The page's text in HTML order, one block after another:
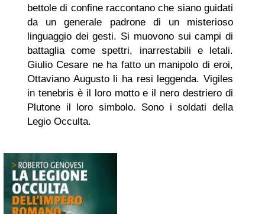
bettole di confine raccontano che siano guidati
da un generale padrone di un misterioso
linguaggio dei gesti. Si muovono sui campi di
battaglia come spettri, inarrestabili e letali.
Giulio Cesare ne ha fatto un manipolo di eroi,
Ottaviano Augusto li ha resi leggenda. Vigiles
in tenebris è il loro motto e il nero destriero di
Plutone il loro simbolo. Sono i soldati della
Legio Occulta.